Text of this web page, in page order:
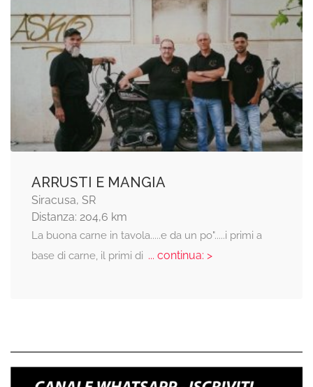
ARRUSTI E MANGIA
Siracusa, SR
Distanza: 204,6 km
La buona carne in tavola.....e da un po".....i primi a
base di carne, il primi di ... continua: >